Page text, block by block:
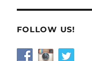
FOLLOW US!